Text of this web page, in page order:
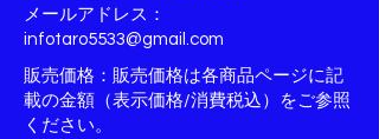
メールアドレス：
infotaro5533@gmail.com
販売価格：販売価格は各商品ページに記
載の金額（表示価格/消費税込）をご参照
ください。